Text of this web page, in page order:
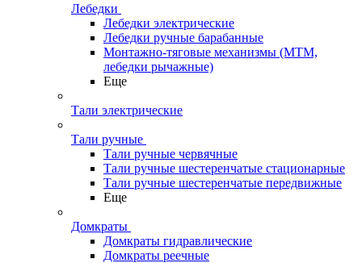
Лебедки
Лебедки электрические
Лебедки ручные барабанные
Монтажно-тяговые механизмы (МТМ,
лебедки рычажные)
Еще
Тали электрические
Тали ручные
Тали ручные червячные
Тали ручные шестеренчатые стационарные
Тали ручные шестеренчатые передвижные
Еще
Домкраты
Домкраты гидравлические
Домкраты реечные